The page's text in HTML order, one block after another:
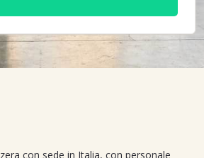
con sede in Italia, con personale